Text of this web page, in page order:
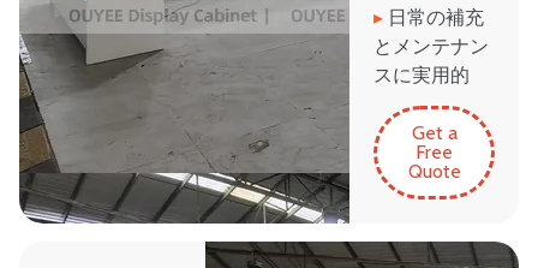
▸ 日常の補充
とメンテナン
スに実用的
Get a
Free
Quote